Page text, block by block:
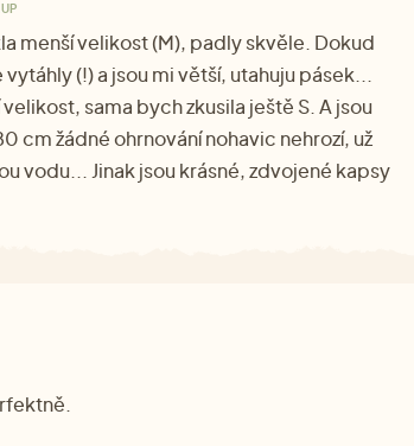
menší velikost (M), padly skvěle. Dokud
(!) a jsou mi větší, utahuju pásek...
sama bych zkusila ještě S. A jsou
cm žádné ohrnování nohavic nehrozí, už
vodu... Jinak jsou krásné, zdvojené kapsy